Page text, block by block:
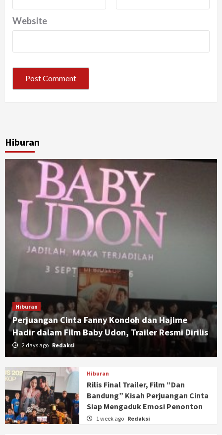
Website
Hiburan
Hiburan
Perjuangan Cinta Fanny Kondoh dan Hajime
Hadir dalam Film Baby Udon, Trailer Resmi Dirilis
2 days ago Redaksi
Hiburan
Rilis Final Trailer, Film “Dan
Bandung” Kisah Perjuangan Cinta
Siap Mengaduk Emosi Penonton
1 week ago Redaksi